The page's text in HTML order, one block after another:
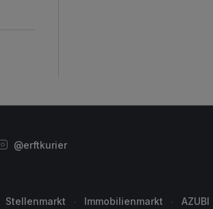
@erftkurier
Stellenmarkt Immobilienmarkt AZUBI